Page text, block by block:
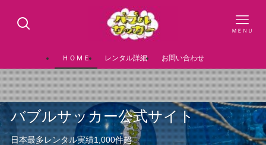
ＭＥＮＵ
ＨＯＭＥ レンタル詳細 お問い合わせ
バブルサッカー公式サイト
日本最多レンタル実績1,000件超